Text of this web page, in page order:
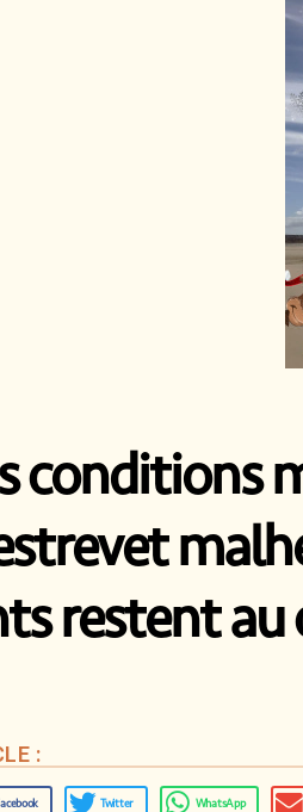
conditions
restent au
:
Twitter WhatsApp